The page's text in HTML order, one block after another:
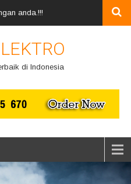
anda.!!!
di Indonesia